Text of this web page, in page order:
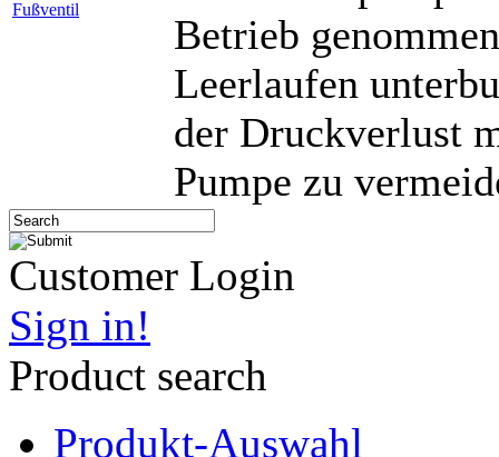
Fußventil
Betrieb
Leerlaufen
der Druckverlust
Pumpe zu
Customer Login
Sign in!
Product search
Produkt-Auswahl